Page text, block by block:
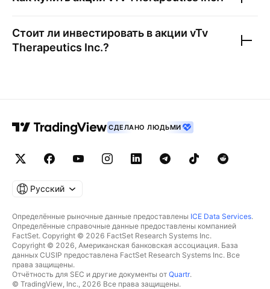
Стоит ли инвестировать в акции vTv
Therapeutics Inc.?
СДЕЛАНО ЛЮДЬМИ
Русский
Определённые рыночные данные предоставлены ICE Data Services.
Определённые справочные данные предоставлены компанией
FactSet. Copyright © 2026 FactSet Research Systems Inc.
Copyright © 2026, Американская банковская ассоциация. База
данных CUSIP предоставлена FactSet Research Systems Inc. Все
права защищены.
Отчётность для SEC и другие документы от Quartr.
© TradingView, Inc., 2026 Все права защищены.